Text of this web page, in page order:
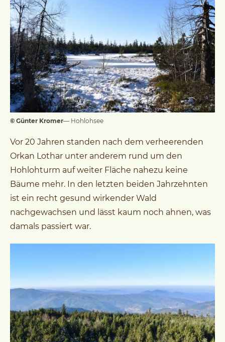
© Günter Kromer— Hohlohsee
Vor 20 Jahren standen nach dem verheerenden
Orkan Lothar unter anderem rund um den
Hohlohturm auf weiter Fläche nahezu keine
Bäume mehr. In den letzten beiden Jahrzehnten
ist ein recht gesund wirkender Wald
nachgewachsen und lässt kaum noch ahnen, was
damals passiert war.